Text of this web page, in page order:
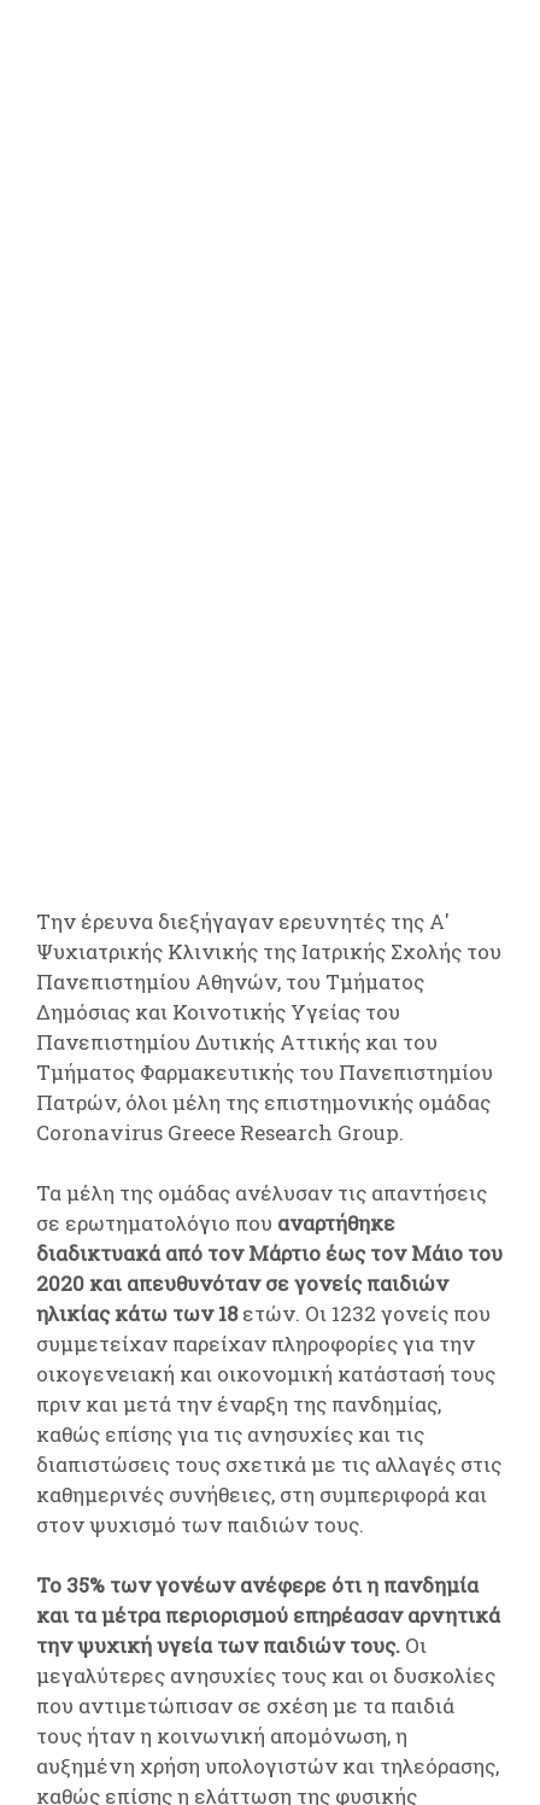
Την έρευνα διεξήγαγαν ερευνητές της Α'
Ψυχιατρικής Κλινικής της Ιατρικής Σχολής του
Πανεπιστημίου Αθηνών, του Τμήματος
Δημόσιας και Κοινοτικής Υγείας του
Πανεπιστημίου Δυτικής Αττικής και του
Τμήματος Φαρμακευτικής του Πανεπιστημίου
Πατρών, όλοι μέλη της επιστημονικής ομάδας
Coronavirus Greece Research Group.
Τα μέλη της ομάδας ανέλυσαν τις απαντήσεις
σε ερωτηματολόγιο που αναρτήθηκε
διαδικτυακά από τον Μάρτιο έως τον Μάιο του
2020 και απευθυνόταν σε γονείς παιδιών
ηλικίας κάτω των 18ετών. Οι 1232 γονείς που
συμμετείχαν παρείχαν πληροφορίες για την
οικογενειακή και οικονομική κατάστασή τους
πριν και μετά την έναρξη της πανδημίας,
καθώς επίσης για τις ανησυχίες και τις
διαπιστώσεις τους σχετικά με τις αλλαγές στις
καθημερινές συνήθειες, στη συμπεριφορά και
στον ψυχισμό των παιδιών τους.
Το 35% των γονέων ανέφερε ότι η πανδημία
και τα μέτρα περιορισμού επηρέασαν αρνητικά
την ψυχική υγεία των παιδιών τους. Οι
μεγαλύτερες ανησυχίες τους και οι δυσκολίες
που αντιμετώπισαν σε σχέση με τα παιδιά
τους ήταν η κοινωνική απομόνωση, η
αυξημένη χρήση υπολογιστών και τηλεόρασης,
καθώς επίσης η ελάττωση της φυσικής